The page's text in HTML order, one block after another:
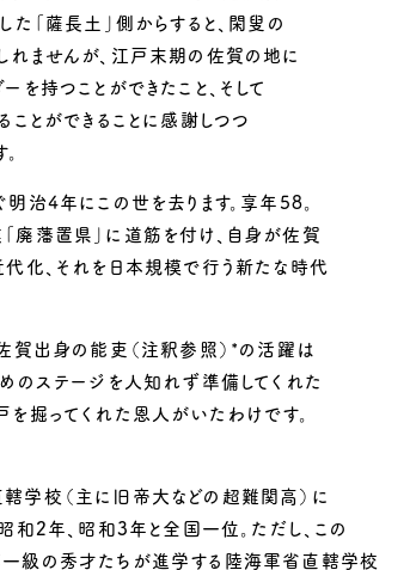
た「薩長土」側からすると、閑叟の
れませんが、江戸末期の佐賀の地に
を持つことができたこと、そして
ことができることに感謝しつつ
治4年にこの世を去ります。享年58。
廃藩置県」に道筋を付け、自身が佐賀
化、それを日本規模で行う新たな時代
賀出身の能吏（注釈参照）*の活躍は
のステージを人知れず準備してくれた
掘ってくれた恩人がいたわけです。
学校（主に旧帝大などの超難関高）に
2年、昭和3年と全国一位。ただし、この
級の秀才たちが進学する陸海軍省直轄学校